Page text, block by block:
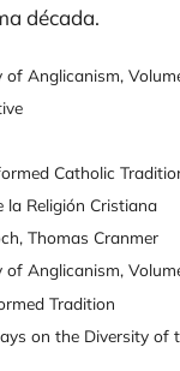
década.
Anglicanism,
Catholic
la Religión Cristiana
Thomas Cranmer
Anglicanism,
Tradition
on the Diversity of